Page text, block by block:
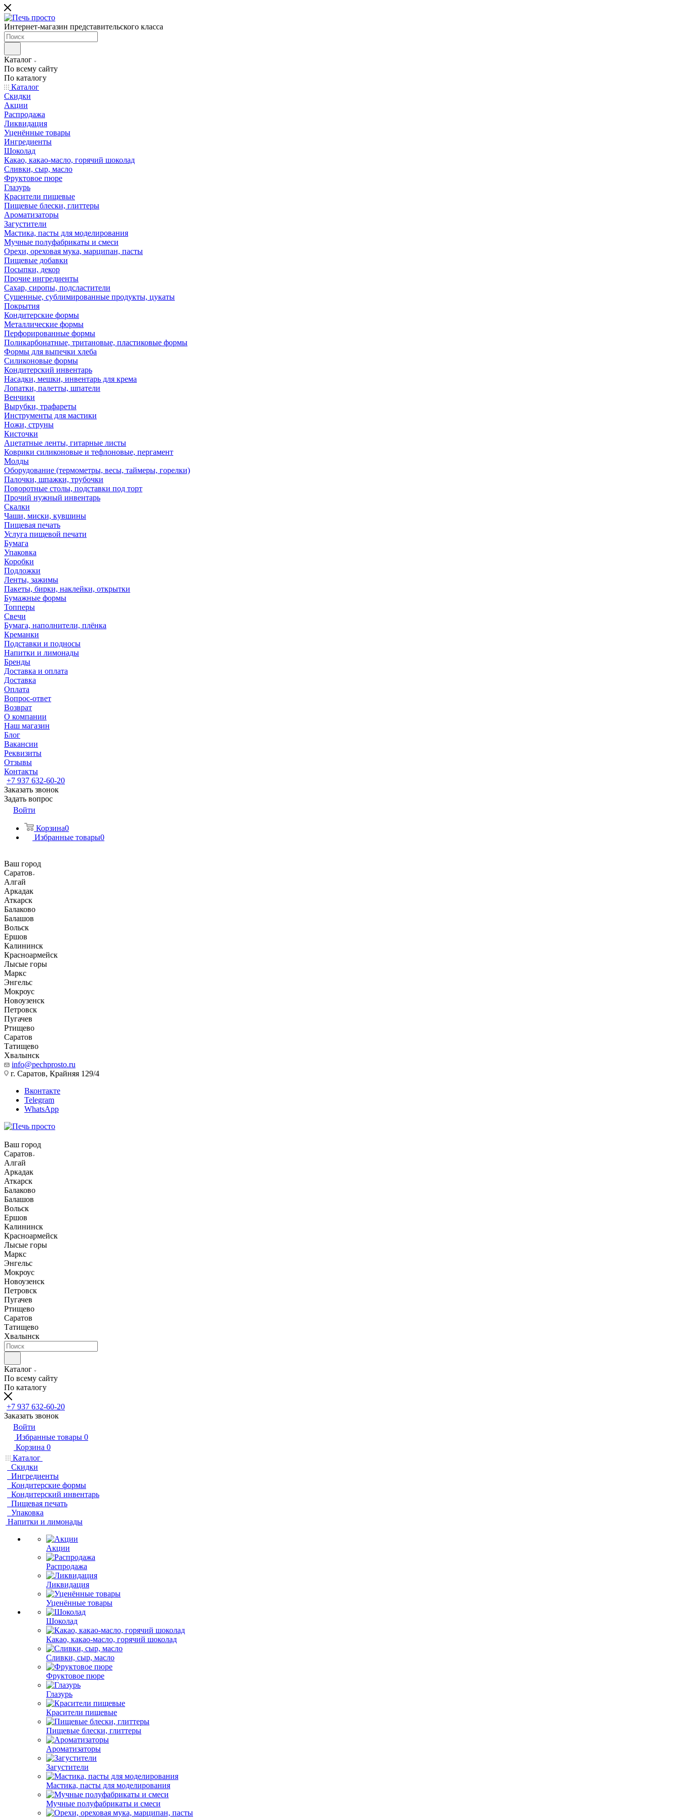
Интернет-магазин представительского класса
Каталог
По всему сайту
По каталогу
Каталог
Скидки
Акции
Распродажа
Ликвидация
Уценённые товары
Ингредиенты
Шоколад
Какао, какао-масло, горячий шоколад
Сливки, сыр, масло
Фруктовое пюре
Глазурь
Красители пищевые
Пищевые блески, глиттеры
Ароматизаторы
Загустители
Мастика, пасты для моделирования
Мучные полуфабрикаты и смеси
Орехи, ореховая мука, марципан, пасты
Пищевые добавки
Посыпки, декор
Прочие ингредиенты
Сахар, сиропы, подсластители
Сушенные, сублимированные продукты, цукаты
Покрытия
Кондитерские формы
Металлические формы
Перфорированные формы
Поликарбонатные, тритановые, пластиковые формы
Формы для выпечки хлеба
Силиконовые формы
Кондитерский инвентарь
Насадки, мешки, инвентарь для крема
Лопатки, палетты, шпатели
Венчики
Вырубки, трафареты
Инструменты для мастики
Ножи, струны
Кисточки
Ацетатные ленты, гитарные листы
Коврики силиконовые и тефлоновые, пергамент
Молды
Оборудование (термометры, весы, таймеры, горелки)
Палочки, шпажки, трубочки
Поворотные столы, подставки под торт
Прочий нужный инвентарь
Скалки
Чаши, миски, кувшины
Пищевая печать
Услуга пищевой печати
Бумага
Упаковка
Коробки
Подложки
Ленты, зажимы
Пакеты, бирки, наклейки, открытки
Бумажные формы
Топперы
Свечи
Бумага, наполнители, плёнка
Креманки
Подставки и подносы
Напитки и лимонады
Бренды
Доставка и оплата
Доставка
Оплата
Вопрос-ответ
Возврат
О компании
Наш магазин
Блог
Вакансии
Реквизиты
Отзывы
Контакты
+7 937 632-60-20
Заказать звонок
Задать вопрос
Войти
Корзина0
Избранные товары0
Ваш город
Саратов
Алгай
Аркадак
Аткарск
Балаково
Балашов
Вольск
Ершов
Калининск
Красноармейск
Лысые горы
Маркс
Энгельс
Мокроус
Новоузенск
Петровск
Пугачев
Ртищево
Саратов
Татищево
Хвалынск
info@pechprosto.ru
г. Саратов, Крайняя 129/4
Вконтакте
Telegram
WhatsApp
Ваш город
Саратов
Алгай
Аркадак
Аткарск
Балаково
Балашов
Вольск
Ершов
Калининск
Красноармейск
Лысые горы
Маркс
Энгельс
Мокроус
Новоузенск
Петровск
Пугачев
Ртищево
Саратов
Татищево
Хвалынск
Каталог
По всему сайту
По каталогу
+7 937 632-60-20
Заказать звонок
Войти
Избранные товары 0
Корзина 0
Каталог
Скидки
Ингредиенты
Кондитерские формы
Кондитерский инвентарь
Пищевая печать
Упаковка
Напитки и лимонады
Акции
Распродажа
Ликвидация
Уценённые товары
Шоколад
Какао, какао-масло, горячий шоколад
Сливки, сыр, масло
Фруктовое пюре
Глазурь
Красители пищевые
Пищевые блески, глиттеры
Ароматизаторы
Загустители
Мастика, пасты для моделирования
Мучные полуфабрикаты и смеси